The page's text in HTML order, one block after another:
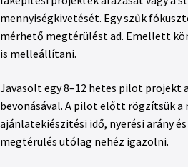
mennyiségkivetését. Egy szűk
mérhető megtérülést ad. Emellett
is melleállítani.
Javasolt egy 8–12 hetes pilot projekt
bevonásával. A pilot előtt rögzítsük
ajánlatekiészitési idő, nyerési arány
megtérülés utólag nehéz igazolni.